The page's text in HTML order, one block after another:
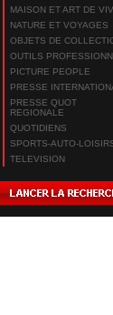
MAISON ET ART DE
NATURE ET VOYAGES
OBJETS DE
OUTILS
PICTURE PEOPLE
PRESSE
PRESSE QUOT
REGIONALE
QUOTIDIENS
SPORTS-AUTO-
TELEVISION